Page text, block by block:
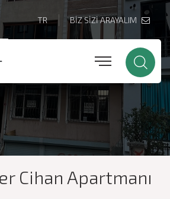
TR BİZ SİZİ ARAYALIM
Cihan Apartmanı